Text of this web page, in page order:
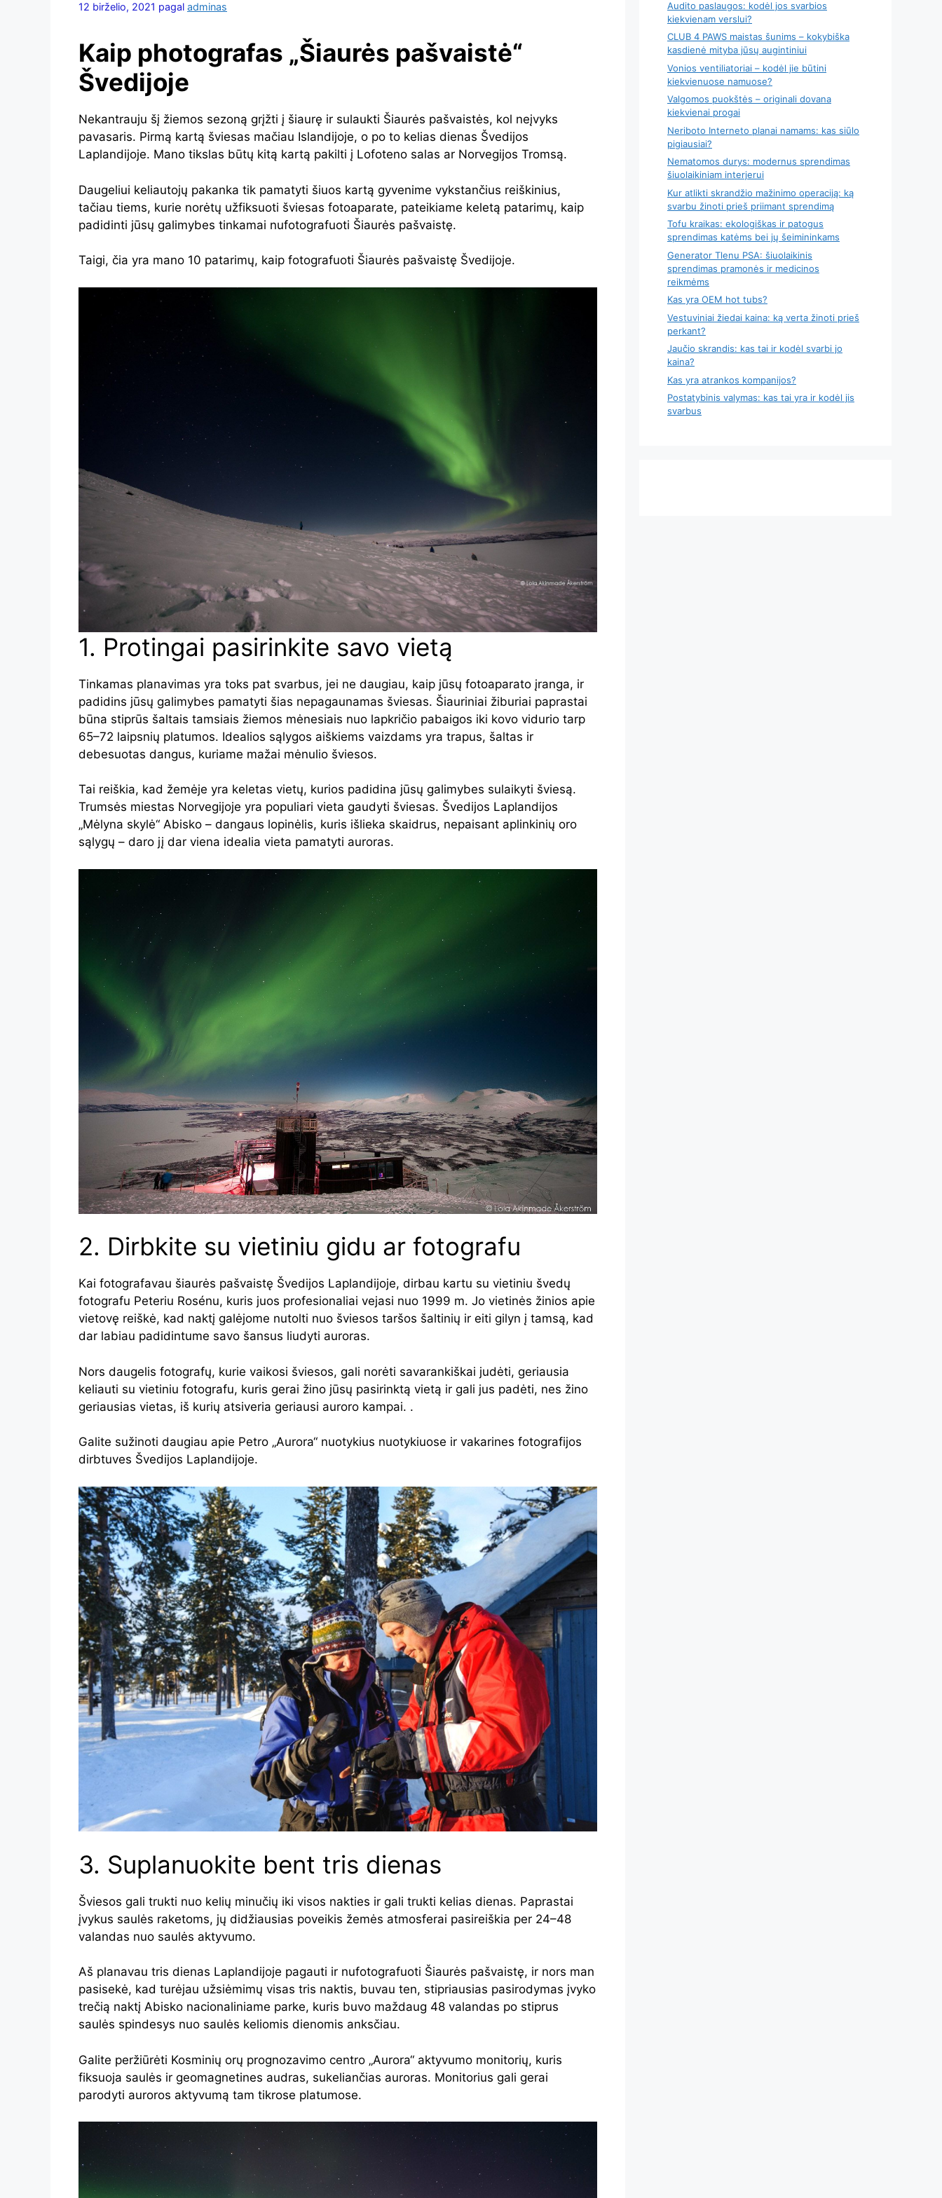
12 birželio, 2021 pagal adminas
Kaip photografas „Šiaurės pašvaistė“
Švedijoje
Nekantrauju šį žiemos sezoną grįžti į šiaurę ir sulaukti Šiaurės pašvaistės, kol neįvyks
pavasaris. Pirmą kartą šviesas mačiau Islandijoje, o po to kelias dienas Švedijos
Laplandijoje. Mano tikslas būtų kitą kartą pakilti į Lofoteno salas ar Norvegijos Tromsą.
Daugeliui keliautojų pakanka tik pamatyti šiuos kartą gyvenime vykstančius reiškinius,
tačiau tiems, kurie norėtų užfiksuoti šviesas fotoaparate, pateikiame keletą patarimų, kaip
padidinti jūsų galimybes tinkamai nufotografuoti Šiaurės pašvaistę.
Taigi, čia yra mano 10 patarimų, kaip fotografuoti Šiaurės pašvaistę Švedijoje.
1. Protingai pasirinkite savo vietą
Tinkamas planavimas yra toks pat svarbus, jei ne daugiau, kaip jūsų fotoaparato įranga, ir
padidins jūsų galimybes pamatyti šias nepagaunamas šviesas. Šiauriniai žiburiai paprastai
būna stiprūs šaltais tamsiais žiemos mėnesiais nuo lapkričio pabaigos iki kovo vidurio tarp
65–72 laipsnių platumos. Idealios sąlygos aiškiems vaizdams yra trapus, šaltas ir
debesuotas dangus, kuriame mažai mėnulio šviesos.
Tai reiškia, kad žemėje yra keletas vietų, kurios padidina jūsų galimybes sulaikyti šviesą.
Trumsės miestas Norvegijoje yra populiari vieta gaudyti šviesas. Švedijos Laplandijos
„Mėlyna skylė“ Abisko – dangaus lopinėlis, kuris išlieka skaidrus, nepaisant aplinkinių oro
sąlygų – daro jį dar viena idealia vieta pamatyti auroras.
2. Dirbkite su vietiniu gidu ar fotografu
Kai fotografavau šiaurės pašvaistę Švedijos Laplandijoje, dirbau kartu su vietiniu švedų
fotografu Peteriu Rosénu, kuris juos profesionaliai vejasi nuo 1999 m. Jo vietinės žinios apie
vietovę reiškė, kad naktį galėjome nutolti nuo šviesos taršos šaltinių ir eiti gilyn į tamsą, kad
dar labiau padidintume savo šansus liudyti auroras.
Nors daugelis fotografų, kurie vaikosi šviesos, gali norėti savarankiškai judėti, geriausia
keliauti su vietiniu fotografu, kuris gerai žino jūsų pasirinktą vietą ir gali jus padėti, nes žino
geriausias vietas, iš kurių atsiveria geriausi auroro kampai. .
Galite sužinoti daugiau apie Petro „Aurora“ nuotykius nuotykiuose ir vakarines fotografijos
dirbtuves Švedijos Laplandijoje.
3. Suplanuokite bent tris dienas
Šviesos gali trukti nuo kelių minučių iki visos nakties ir gali trukti kelias dienas. Paprastai
įvykus saulės raketoms, jų didžiausias poveikis žemės atmosferai pasireiškia per 24–48
valandas nuo saulės aktyvumo.
Aš planavau tris dienas Laplandijoje pagauti ir nufotografuoti Šiaurės pašvaistę, ir nors man
pasisekė, kad turėjau užsiėmimų visas tris naktis, buvau ten, stipriausias pasirodymas įvyko
trečią naktį Abisko nacionaliniame parke, kuris buvo maždaug 48 valandas po stiprus
saulės spindesys nuo saulės keliomis dienomis anksčiau.
Galite peržiūrėti Kosminių orų prognozavimo centro „Aurora“ aktyvumo monitorių, kuris
fiksuoja saulės ir geomagnetines audras, sukeliančias auroras. Monitorius gali gerai
parodyti auroros aktyvumą tam tikrose platumose.
Audito paslaugos: kodėl jos svarbios
kiekvienam verslui?
CLUB 4 PAWS maistas šunims – kokybiška
kasdienė mityba jūsų augintiniui
Vonios ventiliatoriai – kodėl jie būtini
kiekvienuose namuose?
Valgomos puokštės – originali dovana
kiekvienai progai
Neriboto Interneto planai namams: kas siūlo
pigiausiai?
Nematomos durys: modernus sprendimas
šiuolaikiniam interjerui
Kur atlikti skrandžio mažinimo operaciją: ką
svarbu žinoti prieš priimant sprendimą
Tofu kraikas: ekologiškas ir patogus
sprendimas katėms bei jų šeimininkams
Generator Tlenu PSA: šiuolaikinis
sprendimas pramonės ir medicinos
reikmėms
Kas yra OEM hot tubs?
Vestuviniai žiedai kaina: ką verta žinoti prieš
perkant?
Jaučio skrandis: kas tai ir kodėl svarbi jo
kaina?
Kas yra atrankos kompanijos?
Postatybinis valymas: kas tai yra ir kodėl jis
svarbus